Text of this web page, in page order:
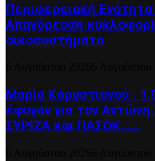
Περιφερειακή
Απαγόρευση
οικοσυστήματα
Μαρία Καρυστιανού :
έφυγαν για τον
ΣΥΡΙΖΑ και ΠΑΣΟΚ,…..